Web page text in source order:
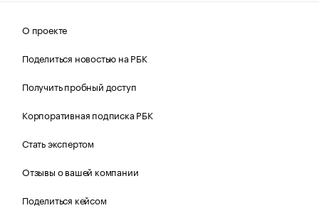
О проекте
Поделиться новостью на РБК
Получить пробный доступ
Корпоративная подписка РБК
Стать экспертом
Отзывы о вашей компании
Поделиться кейсом